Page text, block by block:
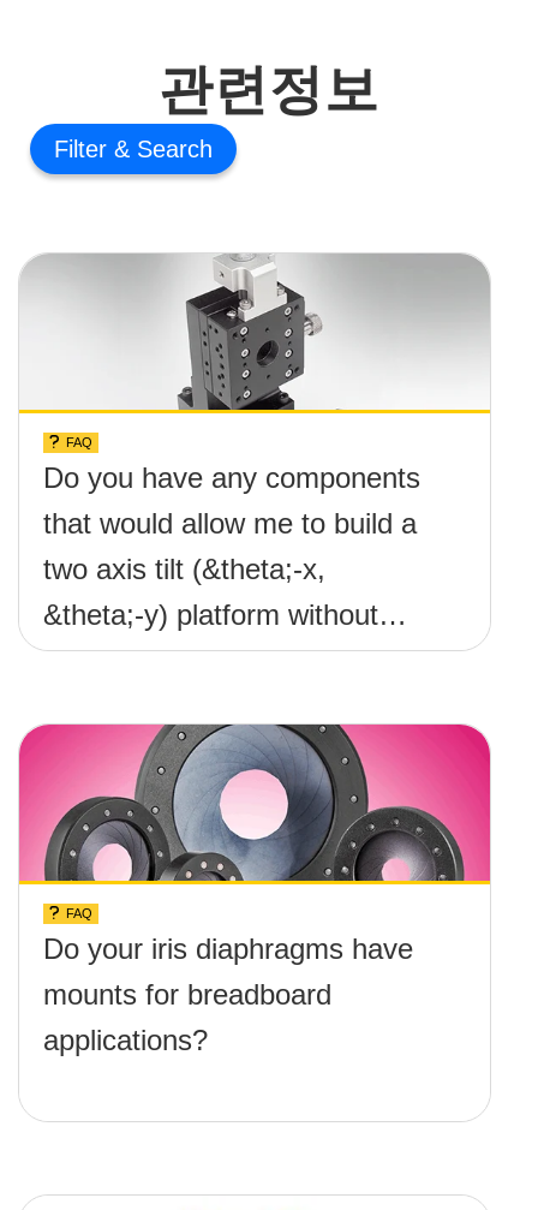
관련정보
Filter
FAQ
Do you have any components
that would allow me to build a
two axis tilt (&theta;-x,
&theta;-y) platform without
any screws protruding up
FAQ
Do your iris diaphragms have
mounts for breadboard
applications?